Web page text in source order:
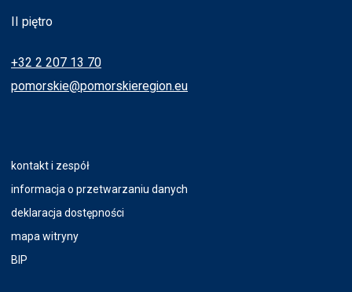
II piętro
+32 2 207 13 70
pomorskie@pomorskieregion.eu
kontakt i zespół
informacja o przetwarzaniu danych
deklaracja dostępności
mapa witryny
BIP